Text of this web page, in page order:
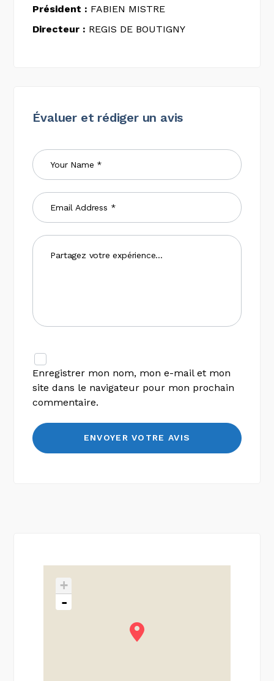
Président : FABIEN MISTRE
Directeur : REGIS DE BOUTIGNY
Évaluer et rédiger un avis
Enregistrer mon nom, mon e-mail et mon
site dans le navigateur pour mon prochain
commentaire.
+
-